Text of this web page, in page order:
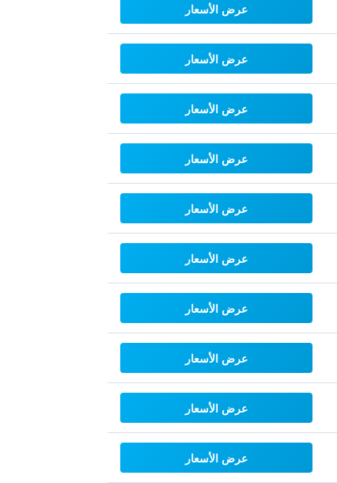
عرض الأسعار
عرض الأسعار
عرض الأسعار
عرض الأسعار
عرض الأسعار
عرض الأسعار
عرض الأسعار
عرض الأسعار
عرض الأسعار
عرض الأسعار